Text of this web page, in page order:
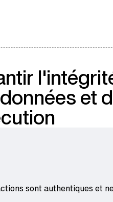
et
sont authentiques et